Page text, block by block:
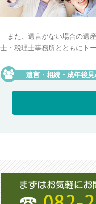
また、遺言がない場合の遺
士・税理士事務所とともにト